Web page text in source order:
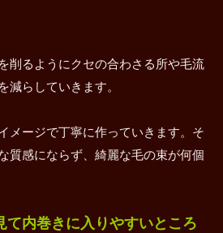
削るようにクセの合わさる所や毛流
減らしていきます。
メージで丁寧に作っていきます。そ
質感にならず、綺麗な毛の束が何個
て内巻きに入りやすいところ